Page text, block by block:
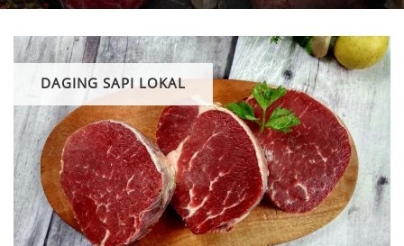
DAGING SAPI LOKAL